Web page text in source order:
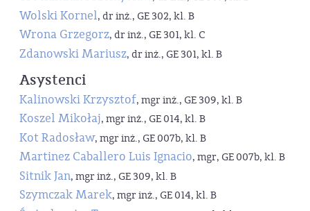
Wolski Kornel, dr inż., GE 302, kl. B
Wrona Grzegorz, dr inż., GE 301, kl. C
Zdanowski Mariusz, dr inż., GE 301, kl. B
Asystenci
Kalinowski Krzysztof, mgr inż., GE 309, kl. B
Koszel Mikołaj, mgr inż., GE 014, kl. B
Kot Radosław, mgr inż., GE 007b, kl. B
Martinez Caballero Luis Ignacio, mgr, GE 007b, kl. B
Sitnik Jan, mgr inż., GE 309, kl. B
Szymczak Marek, mgr inż., GE 014, kl. B